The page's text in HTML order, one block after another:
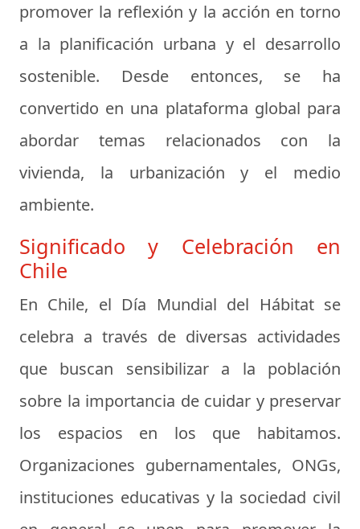
promover la reflexión y la acción en torno
a la planificación urbana y el desarrollo
sostenible. Desde entonces, se ha
convertido en una plataforma global para
abordar temas relacionados con la
vivienda, la urbanización y el medio
ambiente.
Significado y Celebración en
Chile
En Chile, el Día Mundial del Hábitat se
celebra a través de diversas actividades
que buscan sensibilizar a la población
sobre la importancia de cuidar y preservar
los espacios en los que habitamos.
Organizaciones gubernamentales, ONGs,
instituciones educativas y la sociedad civil